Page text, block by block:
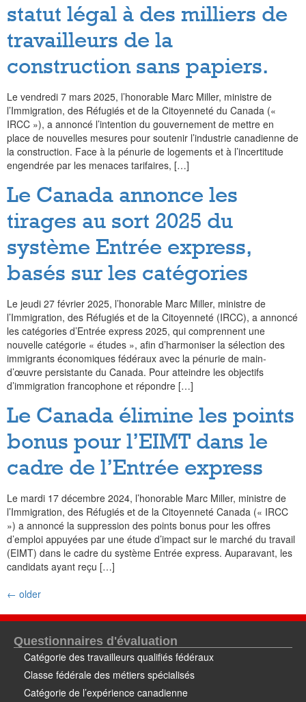
statut légal à des milliers de
travailleurs de la
construction sans papiers.
Le vendredi 7 mars 2025, l’honorable Marc Miller, ministre de
l’Immigration, des Réfugiés et de la Citoyenneté du Canada («
IRCC »), a annoncé l’intention du gouvernement de mettre en
place de nouvelles mesures pour soutenir l’industrie canadienne de
la construction. Face à la pénurie de logements et à l’incertitude
engendrée par les menaces tarifaires, […]
Le Canada annonce les
tirages au sort 2025 du
système Entrée express,
basés sur les catégories
Le jeudi 27 février 2025, l’honorable Marc Miller, ministre de
l’Immigration, des Réfugiés et de la Citoyenneté (IRCC), a annoncé
les catégories d’Entrée express 2025, qui comprennent une
nouvelle catégorie « études », afin d’harmoniser la sélection des
immigrants économiques fédéraux avec la pénurie de main-
d’œuvre persistante du Canada. Pour atteindre les objectifs
d’immigration francophone et répondre […]
Le Canada élimine les points
bonus pour l’EIMT dans le
cadre de l’Entrée express
Le mardi 17 décembre 2024, l’honorable Marc Miller, ministre de
l’Immigration, des Réfugiés et de la Citoyenneté Canada (« IRCC
») a annoncé la suppression des points bonus pour les offres
d’emploi appuyées par une étude d’impact sur le marché du travail
(EIMT) dans le cadre du système Entrée express. Auparavant, les
candidats ayant reçu […]
← older
Questionnaires d'évaluation
Catégorie des travailleurs qualifiés fédéraux
Classe fédérale des métiers spécialisés
Catégorie de l’expérience canadienne